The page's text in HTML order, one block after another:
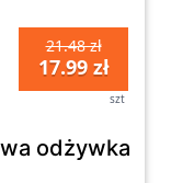
21.48 zł
17.99 zł
szt
odżywka